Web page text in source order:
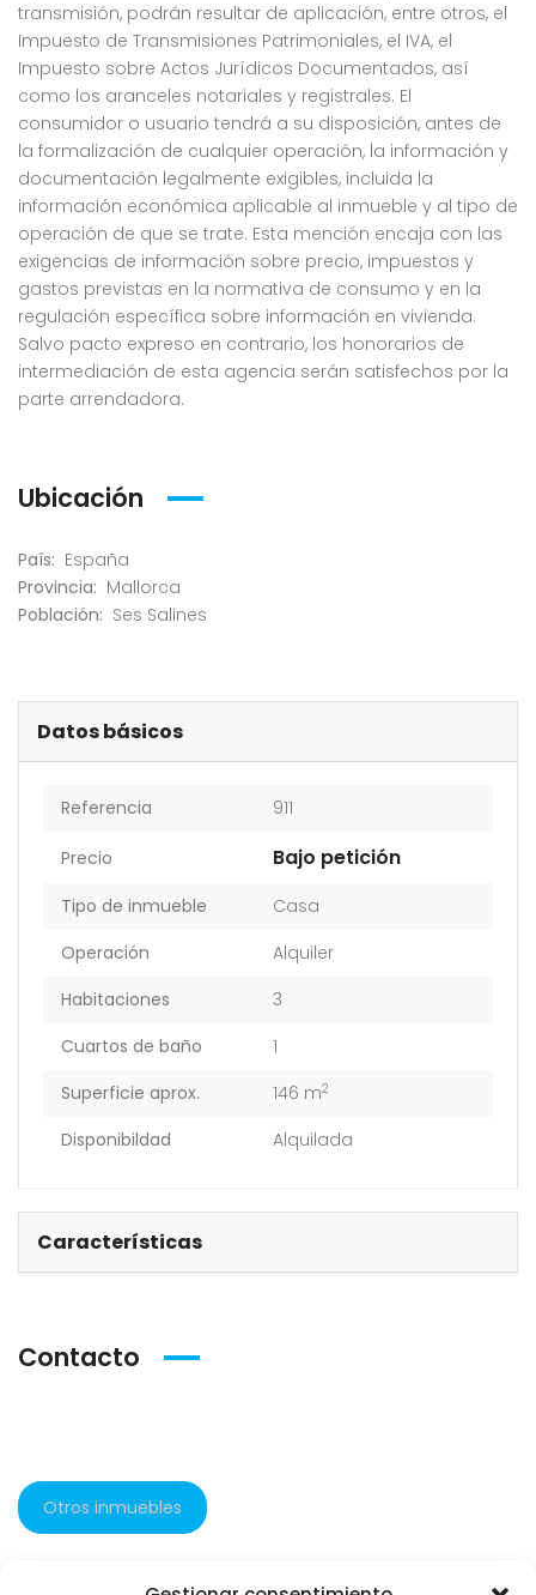
transmisión, podrán resultar de aplicación, entre otros, el
Impuesto de Transmisiones Patrimoniales, el IVA, el
Impuesto sobre Actos Jurídicos Documentados, así
como los aranceles notariales y registrales. El
consumidor o usuario tendrá a su disposición, antes de
la formalización de cualquier operación, la información y
documentación legalmente exigibles, incluida la
información económica aplicable al inmueble y al tipo de
operación de que se trate. Esta mención encaja con las
exigencias de información sobre precio, impuestos y
gastos previstas en la normativa de consumo y en la
regulación específica sobre información en vivienda.
Salvo pacto expreso en contrario, los honorarios de
intermediación de esta agencia serán satisfechos por la
parte arrendadora.
Ubicación
País: España
Provincia: Mallorca
Población: Ses Salines
Datos básicos
Referencia 911
Precio Bajo petición
Tipo de inmueble
Casa
Operación
Alquiler
Habitaciones
3
Cuartos de baño
1
Superficie aprox.
146 m2
Disponibildad Alquilada
Características
Contacto
Otros inmuebles